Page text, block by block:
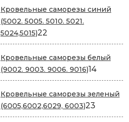
Кровельные саморезы cиний
(5002. 5005. 5010. 5021.
5024,5015)22
товара
Кровельные саморезы белый
(9002. 9003. 9006. 9016)1414
товаров
Кровельные саморезы зеленый
(6005,6002,6029, 6003)23
товара